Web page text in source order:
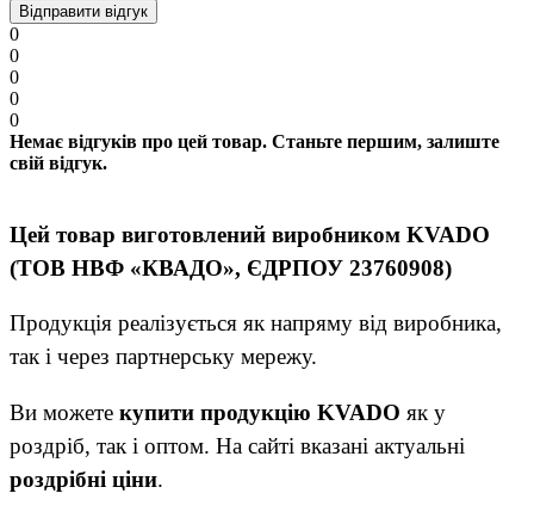
Відправити відгук
0
0
0
0
0
Немає відгуків про цей товар. Станьте першим, залиште
свій відгук.
Цей товар виготовлений виробником KVADO
(ТОВ НВФ «КВАДО», ЄДРПОУ 23760908)
Продукція реалізується як напряму від виробника,
так і через партнерську мережу.
Ви можете купити продукцію KVADO як у
роздріб, так і оптом. На сайті вказані актуальні
роздрібні ціни.